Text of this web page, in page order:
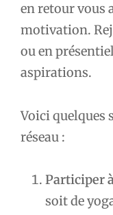
en retour vous
motivation.
ou en
aspirations.
Voici quelques
réseau :
Participer
soit de